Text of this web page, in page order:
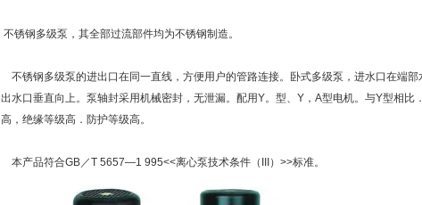
不锈钢多级泵 ，其全部过流部件均为不锈钢制造。
不锈钢多级泵的进出口在同一直线，方便用户的管路连接。 卧式多级泵 ，进水口在端部
出水口垂直向上。泵轴封采用机械密封，无泄漏。配用Y。型、Y，A型电机。与Y型相比
高，绝缘等级高．防护等级高。
本产品符合GB／T 5657—1 995<<离心泵技术条件（III）>>标准。